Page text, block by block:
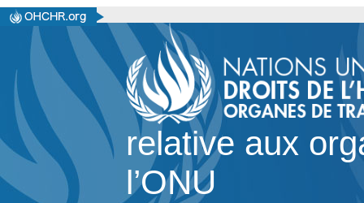
relative aux
l’ONU